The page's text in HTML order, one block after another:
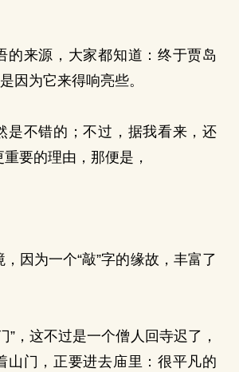
来源，大家都知道：终于贾岛
因为它来得响亮些。
不错的；不过，据我看来，还
要的理由，那便是，
因为一个“敲”字的缘故，丰富了
这不过是一个僧人回寺迟了，
山门，正要进去庙里：很平凡的